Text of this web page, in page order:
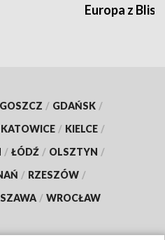
Europa z
/ GDAŃSK /
KATOWICE / KIELCE /
/ ŁÓDŹ / OLSZTYN /
/ RZESZÓW /
/ WROCŁAW